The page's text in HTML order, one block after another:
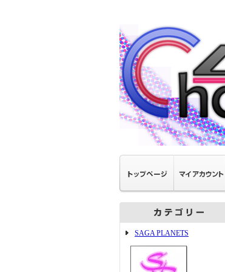
SAGA PLANETS